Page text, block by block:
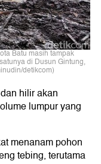
Batu masih tampak
di Dusun Gintung,
detikcom)
hilir akan
lumpur yang
menanam pohon
tebing, terutama